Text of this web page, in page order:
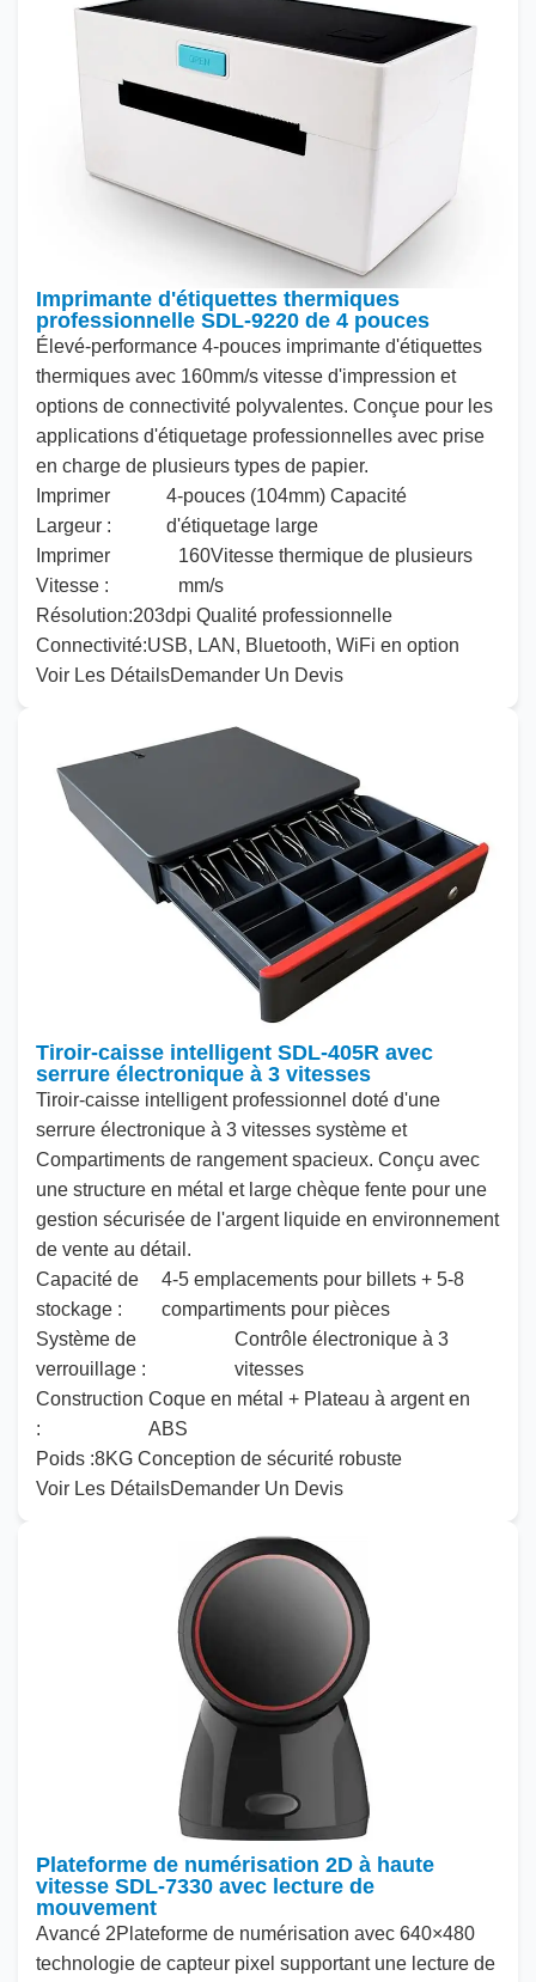
Imprimante d'étiquettes thermiques
professionnelle SDL-9220 de 4 pouces
Élevé-performance 4-pouces imprimante d'étiquettes
thermiques avec 160mm/s vitesse d'impression et
options de connectivité polyvalentes. Conçue pour les
applications d'étiquetage professionnelles avec prise
en charge de plusieurs types de papier.
Imprimer
Largeur :
4-pouces (104mm) Capacité
d'étiquetage large
Imprimer
Vitesse :
160Vitesse thermique de plusieurs
mm/s
Résolution:203dpi Qualité professionnelle
Connectivité:USB, LAN, Bluetooth, WiFi en option
Voir Les DétailsDemander Un Devis
Tiroir-caisse intelligent SDL-405R avec
serrure électronique à 3 vitesses
Tiroir-caisse intelligent professionnel doté d'une
serrure électronique à 3 vitesses système et
Compartiments de rangement spacieux. Conçu avec
une structure en métal et large chèque fente pour une
gestion sécurisée de l'argent liquide en environnement
de vente au détail.
Capacité de
stockage :
4-5 emplacements pour billets + 5-8
compartiments pour pièces
Système de
verrouillage :
Contrôle électronique à 3
vitesses
Construction
:
Coque en métal + Plateau à argent en
ABS
Poids :8KG Conception de sécurité robuste
Voir Les DétailsDemander Un Devis
Plateforme de numérisation 2D à haute
vitesse SDL-7330 avec lecture de
mouvement
Avancé 2Plateforme de numérisation avec 640×480
technologie de capteur pixel supportant une lecture de